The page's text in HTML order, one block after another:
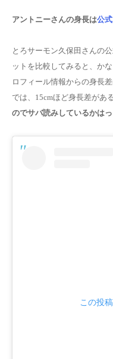
アントニーさんの身長は公
とろサーモン久保田さんの
ットを比較してみると、か
ロフィール情報からの身長
では、15cmほど身長差があ
のでサバ読みしているかは
この投